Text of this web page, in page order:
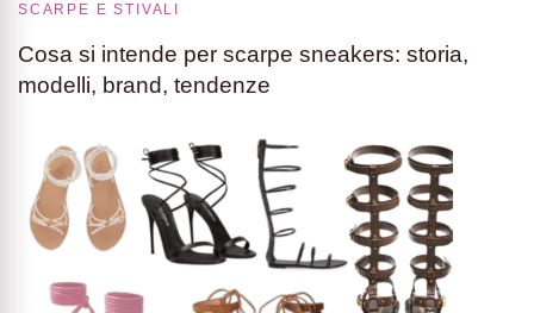
SCARPE E STIVALI
Cosa si intende per scarpe sneakers: storia,
modelli, brand, tendenze